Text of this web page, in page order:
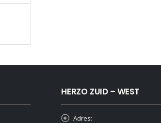
HERZO ZUID – WEST
Adres: